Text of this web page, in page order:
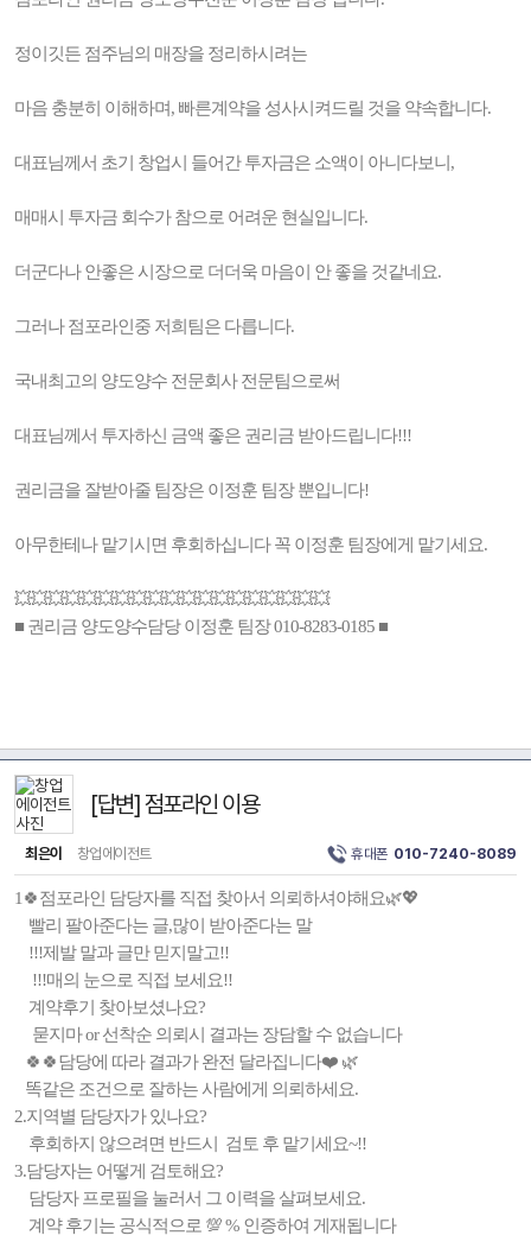
정이깃든 점주님의 매장을 정리하시려는
마음 충분히 이해하며, 빠른계약을 성사시켜드릴 것을 약속합니다.
대표님께서 초기 창업시 들어간 투자금은 소액이 아니다보니,
매매시 투자금 회수가 참으로 어려운 현실입니다.
더군다나 안좋은 시장으로 더더욱 마음이 안 좋을 것같네요.
그러나 점포라인중 저희팀은 다릅니다.
국내최고의 양도양수 전문회사 전문팀으로써
대표님께서 투자하신 금액 좋은 권리금 받아드립니다!!!
권리금을 잘받아줄 팀장은 이정훈 팀장 뿐입니다!
아무한테나 맡기시면 후회하십니다 꼭 이정훈 팀장에게 맡기세요.
💥💥💥💥💥💥💥💥💥💥💥💥💥💥💥💥💥💥💥
■ 권리금 양도양수담당 이정훈 팀장 010-8283-0185 ■
[답변] 점포라인 이용
최은이 창업에이전트 휴대폰 010-7240-8089
1🍀점포라인 담당자를 직접 찾아서 의뢰하셔야해요🌿💖
빨리 팔아준다는 글,많이 받아준다는 말
!!!제발 말과 글만 믿지말고!!
!!!매의 눈으로 직접 보세요!!
계약후기 찾아보셨나요?
묻지마 or 선착순 의뢰시 결과는 장담할 수 없습니다
🍀🍀담당에 따라 결과가 완전 달라집니다❤️ 🌿
똑같은 조건으로 잘하는 사람에게 의뢰하세요.
2.지역별 담당자가 있나요?
후회하지 않으려면 반드시 검토 후 맡기세요~!!
3.담당자는 어떻게 검토해요?
담당자 프로필을 눌러서 그 이력을 살펴보세요.
계약 후기는 공식적으로 💯 % 인증하여 게재됩니다